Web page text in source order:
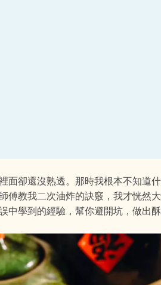
面卻還沒熟透。那時我根本不知道
傅教我二次油炸的訣竅，我才恍然
中學到的經驗，幫你避開坑，做出